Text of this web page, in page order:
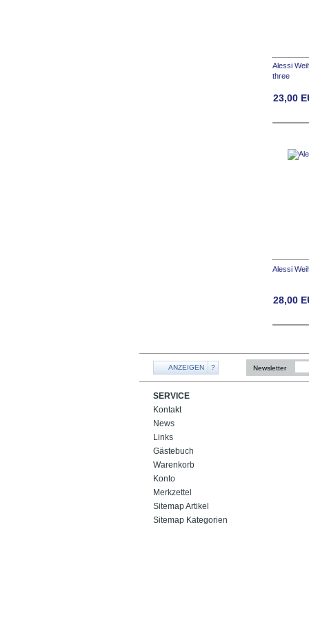
Alessi
three
23,00
Alessi
28,00
ANZEIGEN ? Newsletter
SERVICE
Kontakt
News
Links
Gästebuch
Warenkorb
Konto
Merkzettel
Sitemap Artikel
Sitemap Kategorien